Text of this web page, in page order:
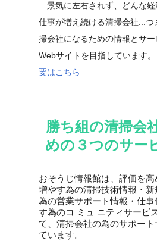
景気に左右されず、どんな経
仕事が増え続ける清掃会社...つ
掃会社になるための情報とサ
Webサイトを目指しています。
要はこちら
勝ち組の清掃会
めの３つのサー
おそうじ情報館は、評価を
増やす為の清掃技術情報・
為の営業サポート情報・仕
す為のコ ミュ ニティサービ
て、清掃会社の為のサポー
ています。